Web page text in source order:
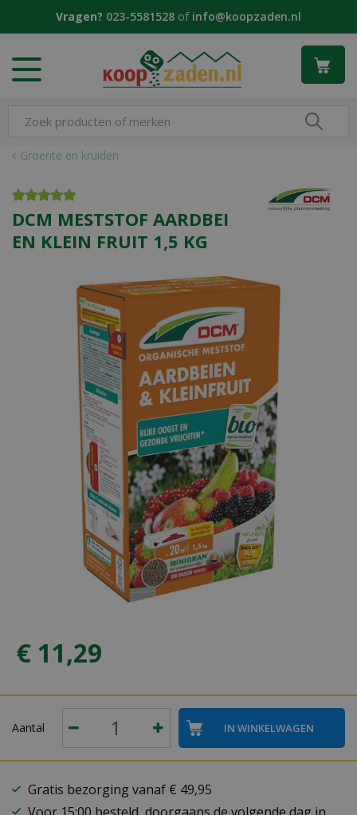
Groente en kruiden
Vragen? 023-5581528 of info@koopzaden.nl
DCM MESTSTOF AARDBEI
EN KLEIN FRUIT 1,5 KG
€ 11,29
Aantal
Gratis bezorging vanaf € 49,95
Voor 15:00 besteld, doorgaans de volgende dag in